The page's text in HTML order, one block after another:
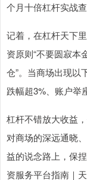
个月十倍杠杆实战
记着，在杠杆天下
资原则“不要圆寂本
仓”。当商场出现以
跌幅超3%、账户举
杠杆不错放大收益
对商场的深远通晓
益的说念路上，保
资服务平台指南｜